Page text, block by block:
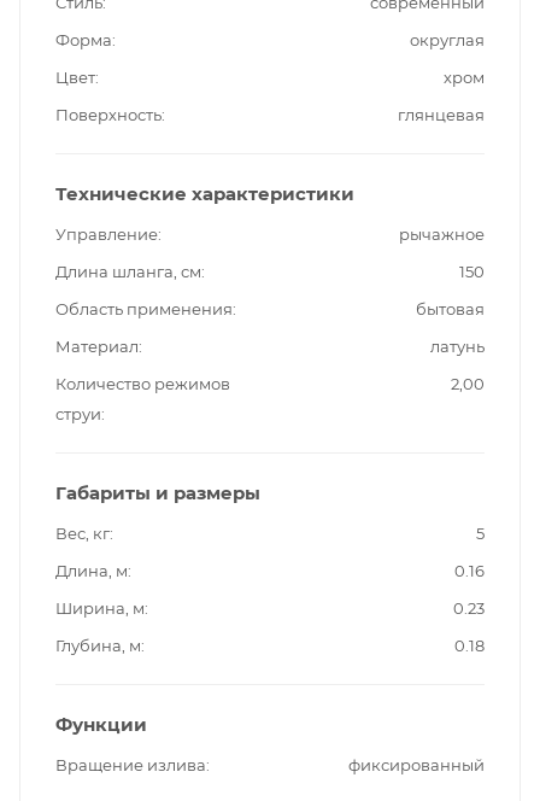
Форма
округлая
Цвет
хром
Поверхность
глянцевая
Технические характеристики
Управление
рычажное
Длина шланга, см
150
Область применения
бытовая
Материал
латунь
Количество режимов
струи
2,00
Габариты и размеры
Вес, кг
5
Длина, м
0.16
Ширина, м
0.23
Глубина, м
0.18
Функции
Вращение излива фиксированный